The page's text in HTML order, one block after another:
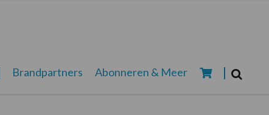
Brandpartners Abonneren & Meer